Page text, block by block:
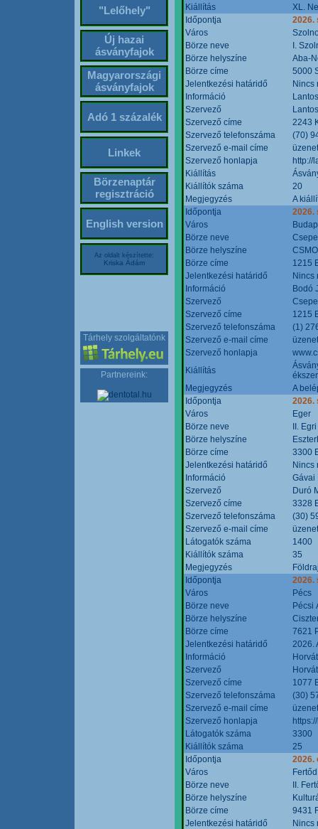
"Lelőhely"
Új hazai
ásványfajok
Magyarországi
ásványfajok
Adó 1 százalék
Linkek
Börzenaptár
regisztráció
English version
Az oldalt készítette:
Kriska Ádám
Tárhely szolgáltatónk
Partnereink:
Kiállítás
XL.
Időpontja
2026.
Város
Börze neve
I.
Börze helyszíne
Aba-
Börze címe
5000
Jelentkezési határidő
Nincs
Információ
Szervező
Szervező címe
2243
Szervező telefonszáma
(70)
Szervező e-mail címe
Szervező honlapja
http://
Kiállítás
Kiállítók száma
20
Megjegyzés
A
Időpontja
2026.
Város
Börze neve
Börze helyszíne
Börze címe
1215
Jelentkezési határidő
Nincs
Információ
Bodó
Szervező
Szervező címe
1215
Szervező telefonszáma
(1)
Szervező e-mail címe
Szervező honlapja
Kiállítás
Megjegyzés
A
Időpontja
2026.
Város
Eger
Börze neve
II.
Börze helyszíne
Börze címe
3300
Jelentkezési határidő
Nincs
Információ
Gávai
Szervező
Duró
Szervező címe
3328
Szervező telefonszáma
(30)
Szervező e-mail címe
Látogatók száma
1400
Kiállítók száma
35
Megjegyzés
Időpontja
2026.
Város
Pécs
Börze neve
Pécsi
Börze helyszíne
Börze címe
7621
Jelentkezési határidő
2026.
Információ
Szervező
Szervező címe
1077
Szervező telefonszáma
(30)
Szervező e-mail címe
Szervező honlapja
Látogatók száma
3300
Kiállítók száma
25
Időpontja
2026.
Város
Fertőd
Börze neve
II.
Börze helyszíne
Börze címe
9431
Jelentkezési határidő
Nincs